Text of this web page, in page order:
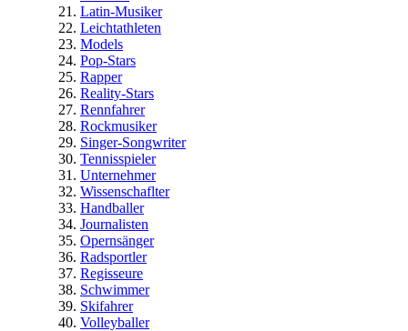
Latin-Musiker
Leichtathleten
Models
Pop-Stars
Rapper
Reality-Stars
Rennfahrer
Rockmusiker
Singer-Songwriter
Tennisspieler
Unternehmer
Wissenschaflter
Handballer
Journalisten
Opernsänger
Radsportler
Regisseure
Schwimmer
Skifahrer
Volleyballer